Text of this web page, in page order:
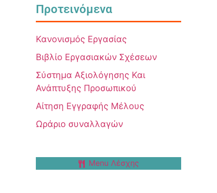
Προτεινόμενα
Κανονισμός Εργασίας
Βιβλίο Εργασιακών Σχέσεων
Σύστημα Αξιολόγησης Και
Ανάπτυξης Προσωπικού
Αίτηση Εγγραφής Μέλους
Ωράριο συναλλαγών
Menu Λέσχης